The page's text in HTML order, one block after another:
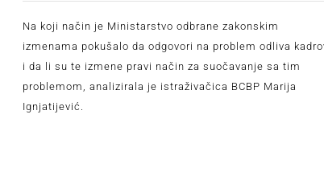
Na koji način je Ministarstvo odbrane zakonskim
izmenama pokušalo da odgovori na problem odliva
i da li su te izmene pravi način za suočavanje sa tim
problemom, analizirala je istraživačica BCBP Marija
Ignjatijević.